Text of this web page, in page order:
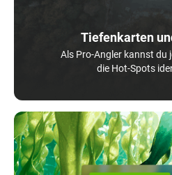
Tiefenkarten
Als Pro-Angler kannst du
die Hot-Spots